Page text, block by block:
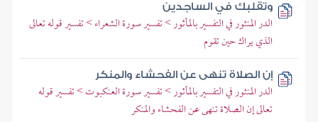
وتقلبك في الساجدين
الدر المنثور في التفسير بالمأثور > تفسير سورة الشعراء > تفسير قوله تعالى
الذي يراك حين تقوم
إن الصلاة تنهى عن الفحشاء والمنكر
الدر المنثور في التفسير بالمأثور > تفسير سورة العنكبوت > تفسير قوله
تعالى إن الصلاة تنهى عن الفحشاء والمنكر